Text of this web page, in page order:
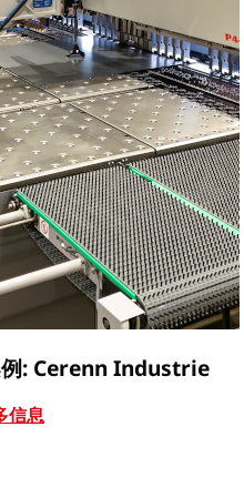
: Cerenn Industrie
信息